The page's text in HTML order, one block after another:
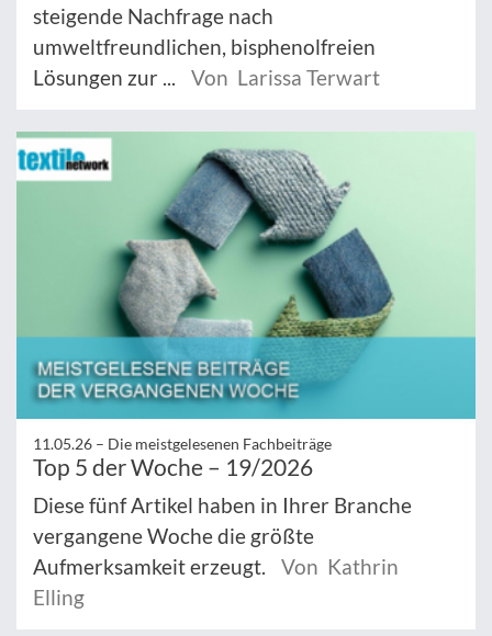
steigende Nachfrage nach
umweltfreundlichen, bisphenolfreien
Lösungen zur ...
Von Larissa Terwart
11.05.26 – Die meistgelesenen Fachbeiträge
Top 5 der Woche – 19/2026
Diese fünf Artikel haben in Ihrer Branche
vergangene Woche die größte
Aufmerksamkeit erzeugt.
Von Kathrin
Elling